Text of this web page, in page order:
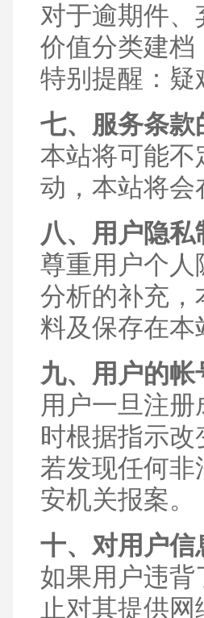
对于逾期件
价值分类建档
特别提醒：疑
七、服务条款
本站将可能不
动，本站将会
八、用户隐私
尊重用户个人
分析的补充，
料及保存在本
九、用户的
用户一旦注
时根据指示
若发现任何非
安机关报案。
十、对用户信
如果用户违
止对其提供